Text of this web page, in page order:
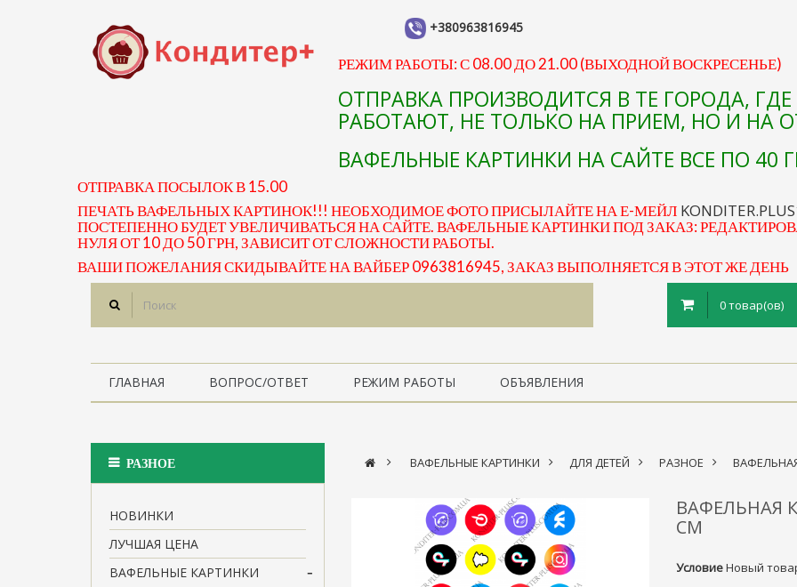
+380963816945
РЕЖИМ РАБОТЫ: С 08.00 ДО 21.00 (ВЫХОДНОЙ ВОСКРЕСЕНЬЕ)
ОТПРАВКА ПРОИЗВОДИТСЯ В ТЕ ГОРОДА,
РАБОТАЮТ, НЕ ТОЛЬКО НА ПРИЕМ, НО И НА
ВАФЕЛЬНЫЕ КАРТИНКИ НА САЙТЕ ВСЕ ПО 40
ОТПРАВКА ПОСЫЛОК В 15.00
ПЕЧАТЬ ВАФЕЛЬНЫХ КАРТИНОК!!! НЕОБХОДИМОЕ ФОТО ПРИСЫЛАЙТЕ НА Е-МЕЙЛ
ПОСТЕПЕННО БУДЕТ УВЕЛИЧИВАТЬСЯ НА САЙТЕ. ВАФЕЛЬНЫЕ КАРТИНКИ ПОД ЗАКАЗ:
НУЛЯ ОТ 10 ДО 50 ГРН, ЗАВИСИТ ОТ СЛОЖНОСТИ РАБОТЫ.
ВАШИ ПОЖЕЛАНИЯ СКИДЫВАЙТЕ НА ВАЙБЕР 0963816945, ЗАКАЗ ВЫПОЛНЯЕТСЯ В ЭТОТ ЖЕ ДЕНЬ
0 товар(ов)
ГЛАВНАЯ ВОПРОС/ОТВЕТ РЕЖИМ РАБОТЫ ОБЪЯВЛЕНИЯ
РАЗНОЕ
НОВИНКИ
ЛУЧШАЯ ЦЕНА
ВАФЕЛЬНЫЕ КАРТИНКИ
> ВАФЕЛЬНЫЕ КАРТИНКИ > ДЛЯ ДЕТЕЙ > РАЗНОЕ >
ВАФЕЛЬНАЯ
СМ
УсловиеНовый